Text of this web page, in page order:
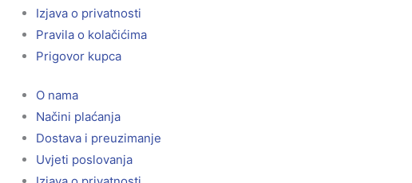
Izjava o privatnosti
Pravila o kolačićima
Prigovor kupca
O nama
Načini plaćanja
Dostava i preuzimanje
Uvjeti poslovanja